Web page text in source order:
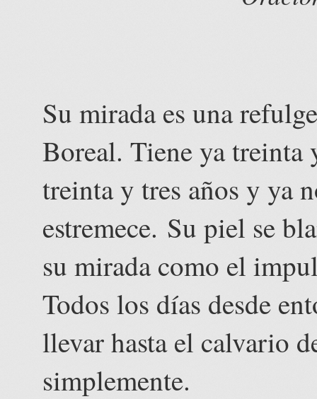
Su mirada es una
Boreal. Tiene ya treinta
treinta y tres años y ya
estremece. Su piel se
su mirada como el
Todos los días desde
llevar hasta el calvario
simplemente.